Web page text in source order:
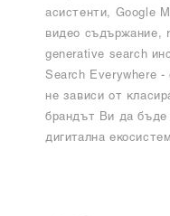
асистенти, Google
видео съдържание,
generative search
Search Everywhere -
не зависи от
брандът Ви да бъде
дигитална